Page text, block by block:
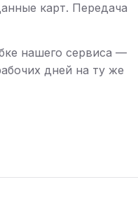
карт. Передача
нашего сервиса —
дней на ту же